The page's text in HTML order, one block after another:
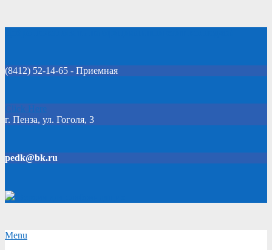
(8412) 52-14-65 - Приемная
Click Here
г. Пенза, ул. Гоголя, 3
pedk@bk.ru
Secondary
Menu